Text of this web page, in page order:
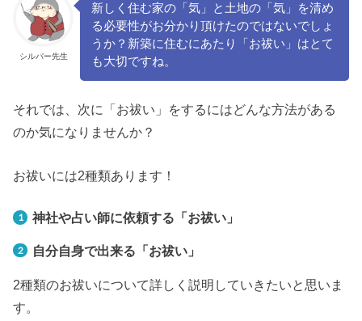
シルバー先生
新しく住む家の「気」と土地の「気」を清め
る必要性がお分かり頂けたのではないでしょ
うか？新築に住むにあたり「お祓い」はとて
も大切ですね。
それでは、次に「お祓い」をするにはどんな方法がある
のか気になりませんか？
お祓いには2種類あります！
神社や占い師に依頼する「お祓い」
自分自身で出来る「お祓い」
2種類のお祓いについて詳しく説明していきたいと思いま
す。